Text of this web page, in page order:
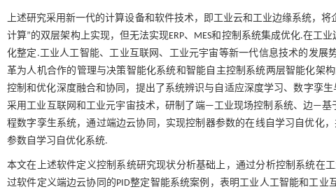
上述研究采用新一代的计算设备和软件技术，即工业云和工业边缘系统，
计算”的双层架构上实现，但无法实现ERP、MES和控制系统集成优化.在工
化整定.工业人工智能、工业互联网、工业元宇宙等新一代信息技术的发
革为人机合作的管理与决策智能化系统和智能自主控制系统两层智能化架
控制和优化深度融合和协同，提出了系统辨识与自适应深度学习、数字孪
采用工业互联网和工业元宇宙技术，研制了端—工业现场控制系统、边—
程数字孪生系统，通过端边云协同，实现控制器参数的在线自学习自优化
参数自学习自优化系统.
本文在上述软件定义控制系统研究现状分析基础上，通过分析控制系统在
过软件定义端边云协同的PID整定智能系统案例，表明工业人工智能和工